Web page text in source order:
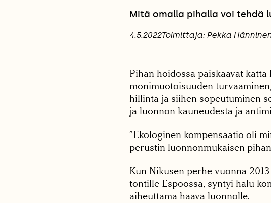
Mitä omalla pihalla voi tehdä
4.5.2022Toimittaja: Pekka
Pihan hoidossa paiskaavat kättä
monimuotoisuuden
hillintä ja siihen sopeutuminen
ja luonnon kauneudesta ja
”Ekologinen kompensaatio oli
perustin luonnonmukaisen
Kun Nikusen perhe vuonna
tontille Espoossa, syntyi halu
aiheuttama haava luonnolle.